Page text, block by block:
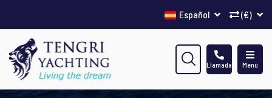
(€)
Español
Menú
Llamada